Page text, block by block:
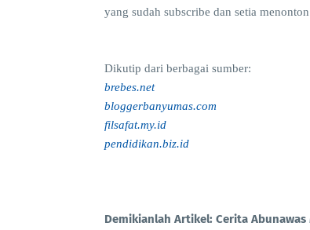
yang sudah subscribe dan setia
Dikutip dari berbagai sumber:
brebes.net
bloggerbanyumas.com
filsafat.my.id
pendidikan.biz.id
Demikianlah Artikel: Cerita